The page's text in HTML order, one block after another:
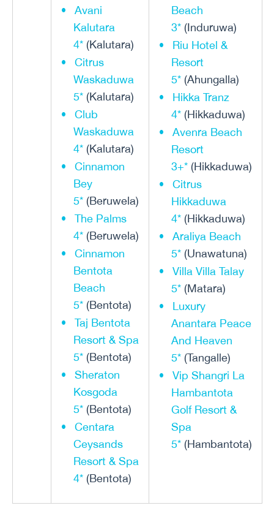
Avani
Kalutara
4* (Kalutara)
Citrus
Waskaduwa
5* (Kalutara)
Club
Waskaduwa
4* (Kalutara)
Cinnamon
Bey
5* (Beruwela)
The Palms
4* (Beruwela)
Cinnamon
Bentota
Beach
5* (Bentota)
Taj Bentota
Resort & Spa
5* (Bentota)
Sheraton
Kosgoda
5* (Bentota)
Centara
Ceysands
Resort & Spa
4* (Bentota)
Beach
3* (Induruwa)
Riu Hotel &
Resort
5* (Ahungalla)
Hikka Tranz
4* (Hikkaduwa)
Avenra Beach
Resort
3+* (Hikkaduwa)
Citrus
Hikkaduwa
4* (Hikkaduwa)
Araliya Beach
5* (Unawatuna)
Villa Villa Talay
5* (Matara)
Luxury
Anantara Peace
And Heaven
5* (Tangalle)
Vip Shangri La
Hambantota
Golf Resort &
Spa
5* (Hambantota)